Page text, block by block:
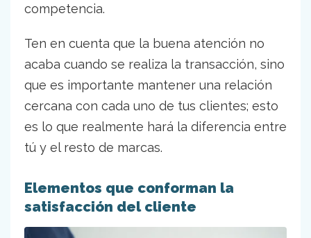
competencia.
Ten en cuenta que la buena atención no
acaba cuando se realiza la transacción, sino
que es importante mantener una relación
cercana con cada uno de tus clientes; esto
es lo que realmente hará la diferencia entre
tú y el resto de marcas.
Elementos que conforman la
satisfacción del cliente